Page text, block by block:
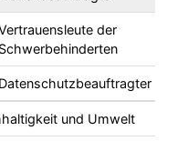
der
Schwerbehinderten
Datenschutzbeauftragter
und Umwelt